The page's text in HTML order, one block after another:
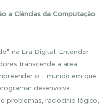
a Ciências da Computação
na Era Digital. Entender
transcende a área
o mundo em que
desenvolve
problemas, raciocínio lógico,